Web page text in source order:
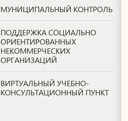
МУНИЦИПАЛЬНЫЙ КОНТРОЛЬ
ПОДДЕРЖКА СОЦИАЛЬНО
ОРИЕНТИРОВАННЫХ
НЕКОММЕРЧЕСКИХ
ОРГАНИЗАЦИЙ
ВИРТУАЛЬНЫЙ УЧЕБНО-
КОНСУЛЬТАЦИОННЫЙ ПУНКТ